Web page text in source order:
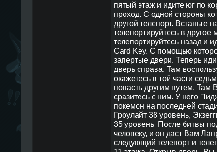
пятый этаж и идите юг по
проход. С одной стороны
другой телепорт. Встаньте
телепортируйтесь в другое
телепортируйтесь назад и
Card Key. С помощью
запертые двери. Теперь
дверь справа. Там
окажетесь в той части
попасть другим путем. Там
сразитесь с ним. У него
покемон на последней
Гроулайт 38 уровень,
35 уровень. После битвы
человеку, и он даст Вам
следующий телепорт и